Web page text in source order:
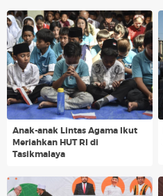
Anak-anak Lintas Agama Ikut
Meriahkan HUT RI di
Tasikmalaya